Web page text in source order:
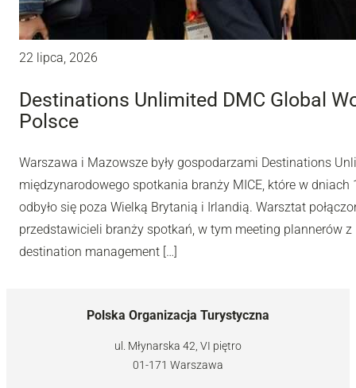
22 lipca, 2026
Destinations Unlimited DMC Global
Polsce
Warszawa i Mazowsze były gospodarzami Destinations
międzynarodowego spotkania branży MICE, które w
odbyło się poza Wielką Brytanią i Irlandią. Warsztat
przedstawicieli branży spotkań, w tym meeting plannerów
destination management […]
Polska Organizacja Turystyczna
ul. Młynarska 42, VI piętro
01-171 Warszawa